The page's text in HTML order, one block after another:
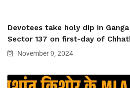
Devotees take holy dip in
Sector 137 on first-day of
November 9, 2024